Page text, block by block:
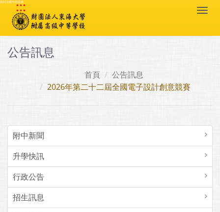
跳到主要內容區塊
:::
公告訊息
首頁
公告訊息
2026年第二十二屆全國電子設計創意競賽
附中新聞
升學快訊
行政公告
招生訊息